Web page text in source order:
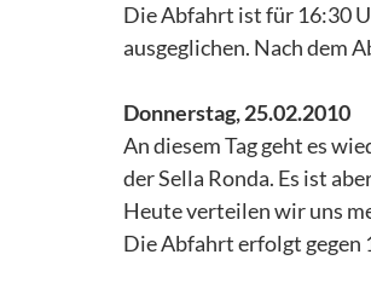
Die Abfahrt ist für 16:30
ausgeglichen. Nach dem
Donnerstag, 25.02.2010
An diesem Tag geht es
der Sella Ronda. Es ist
Heute verteilen wir uns
Die Abfahrt erfolgt gegen